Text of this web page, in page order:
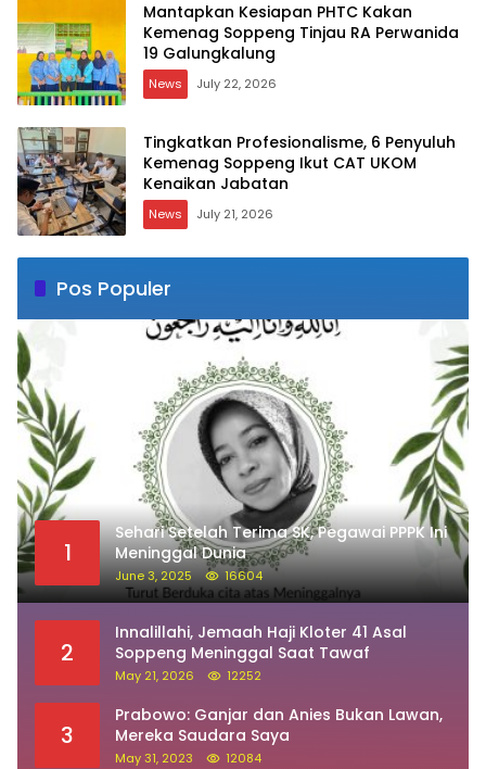
Mantapkan Kesiapan PHTC Kakan
Kemenag Soppeng Tinjau RA Perwanida
19 Galungkalung
News July 22, 2026
Tingkatkan Profesionalisme, 6 Penyuluh
Kemenag Soppeng Ikut CAT UKOM
Kenaikan Jabatan
News July 21, 2026
Pos Populer
1
Sehari Setelah Terima SK, Pegawai PPPK Ini
Meninggal Dunia
June 3, 2025 16604
2
Innalillahi, Jemaah Haji Kloter 41 Asal
Soppeng Meninggal Saat Tawaf
May 21, 2026 12252
3
Prabowo: Ganjar dan Anies Bukan Lawan,
Mereka Saudara Saya
May 31, 2023 12084